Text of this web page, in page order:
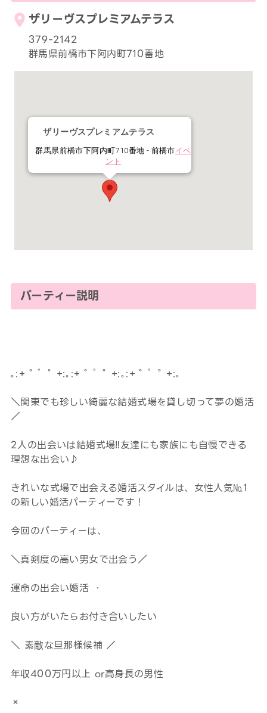
ザリーヴスプレミアムテラス
379-2142
群馬県前橋市下阿内町710番地
ザリーヴスプレミアムテラス
群馬県前橋市下阿内町710番地 - 前橋市イベ
ント
パーティー説明
｡:+ ﾟ ゜ﾟ +:｡:+ ﾟ ゜ﾟ +:｡:+ ﾟ ゜ﾟ +:｡
＼関東でも珍しい綺麗な結婚式場を貸し切って夢の婚活
／
2人の出会いは結婚式場‼友達にも家族にも自慢できる
理想な出会い♪
きれいな式場で出会える婚活スタイルは、女性人気№1
の新しい婚活パーティーです！
今回のパーティーは、
＼真剣度の高い男女で出会う／
運命の出会い婚活 ・
良い方がいたらお付き合いしたい
＼ 素敵な旦那様候補 ／
年収400万円以上 or高身長の男性
×